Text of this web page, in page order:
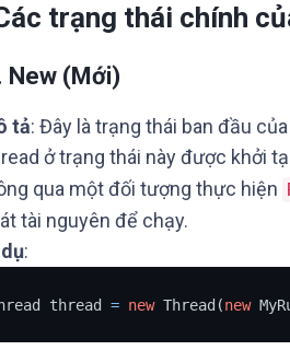
trạng thái chính
New (Mới)
tả: Đây là trạng thái ban đầu
ở trạng thái này được khởi
qua một đối tượng thực hiện
tài nguyên để chạy.
:
thread = new Thread(new